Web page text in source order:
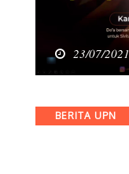
23/07/2021
Categories
BERITA UPN